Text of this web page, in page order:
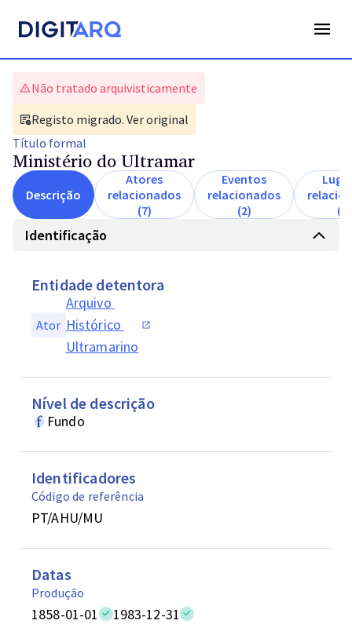
Não tratado arquivisticamente
Registo migrado. Ver original
Título formal
Ministério do Ultramar
Descrição
Atores
relacionados
(7)
Eventos
relacionados
(2)
(8)
Identificação
Entidade detentora
Ator
Arquivo
Histórico
Ultramarino
Nível de descrição
Fundo
Identificadores
Código de referência
PT/AHU/MU
Datas
Produção
1858-01-01 1983-12-31